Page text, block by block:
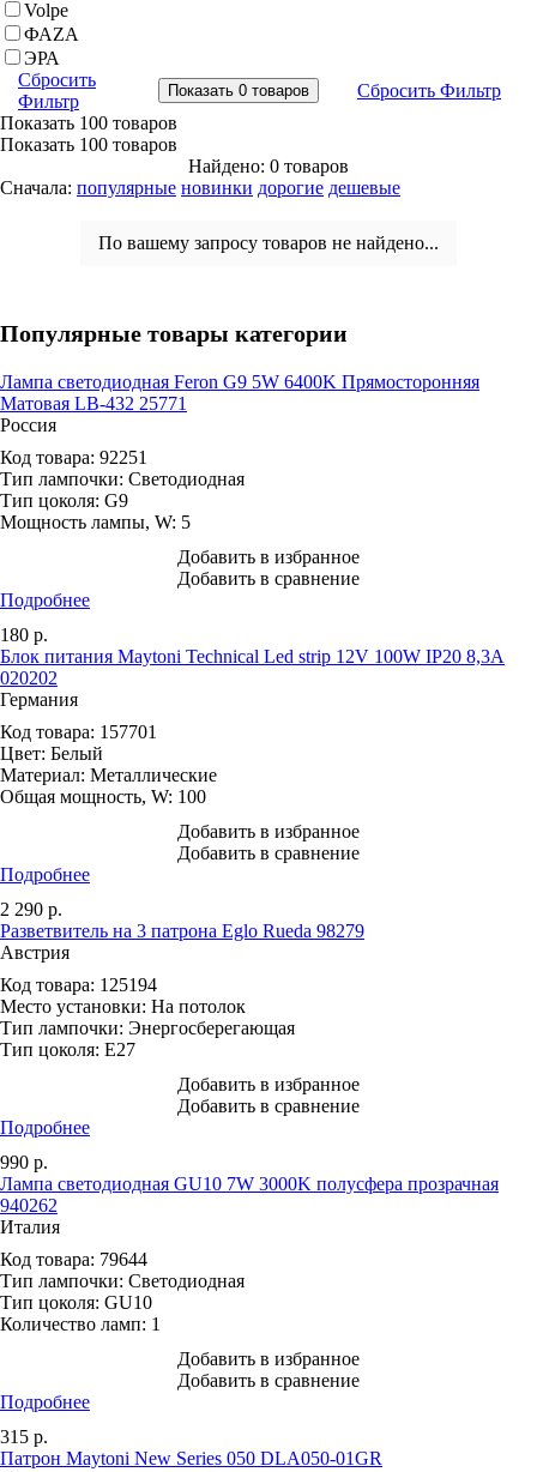
Volpe
ФАZA
ЭРА
Сбросить
Фильтр
Сбросить Фильтр
Показать 100 товаров
Показать 100 товаров
Найдено: 0 товаров
Сначала: популярные новинки дорогие дешевые
По вашему запросу товаров не найдено...
Популярные товары категории
Лампа светодиодная Feron G9 5W 6400K Прямосторонняя
Матовая LB-432 25771
Россия
Код товара: 92251
Тип лампочки: Светодиодная
Тип цоколя: G9
Мощность лампы, W: 5
Добавить в избранное
Добавить в сравнение
Подробнее
180 р.
Блок питания Maytoni Technical Led strip 12V 100W IP20 8,3A
020202
Германия
Код товара: 157701
Цвет: Белый
Материал: Металлические
Общая мощность, W: 100
Добавить в избранное
Добавить в сравнение
Подробнее
2 290 р.
Разветвитель на 3 патрона Eglo Rueda 98279
Австрия
Код товара: 125194
Место установки: На потолок
Тип лампочки: Энергосберегающая
Тип цоколя: E27
Добавить в избранное
Добавить в сравнение
Подробнее
990 р.
Лампа светодиодная GU10 7W 3000K полусфера прозрачная
940262
Италия
Код товара: 79644
Тип лампочки: Светодиодная
Тип цоколя: GU10
Количество ламп: 1
Добавить в избранное
Добавить в сравнение
Подробнее
315 р.
Патрон Maytoni New Series 050 DLA050-01GR